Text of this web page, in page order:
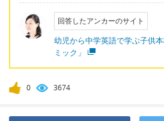
回答したアンカーのサイト
幼児から中学英語で学ぶ子供
ミック」
0 3674